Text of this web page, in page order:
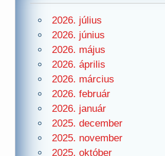
2026. július
2026. június
2026. május
2026. április
2026. március
2026. február
2026. január
2025. december
2025. november
2025. október